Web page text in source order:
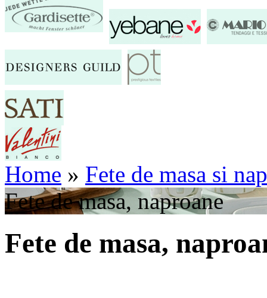
Home » Fete de masa si
Fete de masa, naproane
Fete de masa,